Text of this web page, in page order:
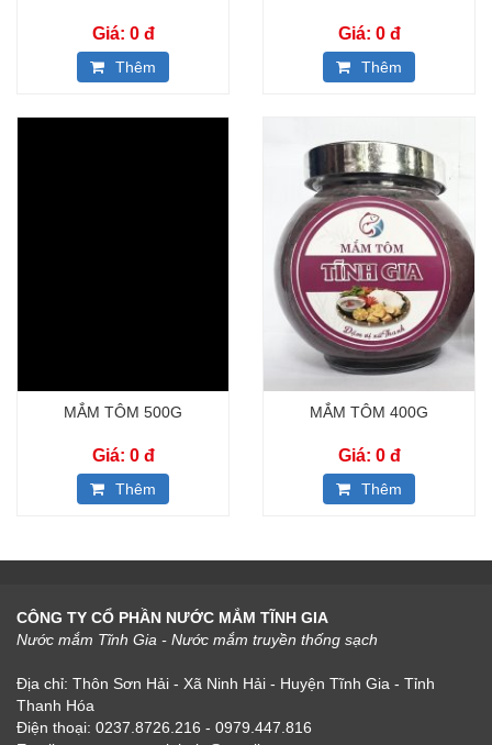
Giá: 0 đ
Thêm
Giá: 0 đ
Thêm
MẮM TÔM 500G
Giá: 0 đ
Thêm
MẮM TÔM 400G
Giá: 0 đ
Thêm
CÔNG TY CỔ PHẦN NƯỚC MẮM TĨNH GIA
Nước mắm Tĩnh Gia - Nước mắm truyền thống sạch
Địa chỉ: Thôn Sơn Hải - Xã Ninh Hải - Huyện Tĩnh Gia - Tỉnh
Thanh Hóa
Điện thoại: 0237.8726.216 - 0979.447.816